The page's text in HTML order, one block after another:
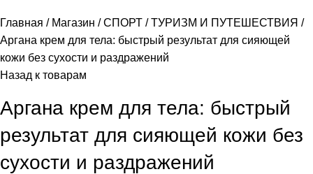
Главная Магазин СПОРТ
ТУРИЗМ И ПУТЕШЕСТВИЯ
Аргана крем для тела: быстрый результат для сияющей
кожи без сухости и раздражений
Назад к товарам
Аргана крем для тела: быстрый
результат для сияющей кожи без
сухости и раздражений